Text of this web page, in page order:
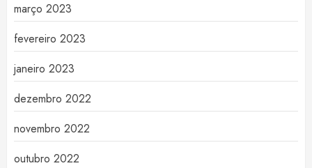
março 2023
fevereiro 2023
janeiro 2023
dezembro 2022
novembro 2022
outubro 2022